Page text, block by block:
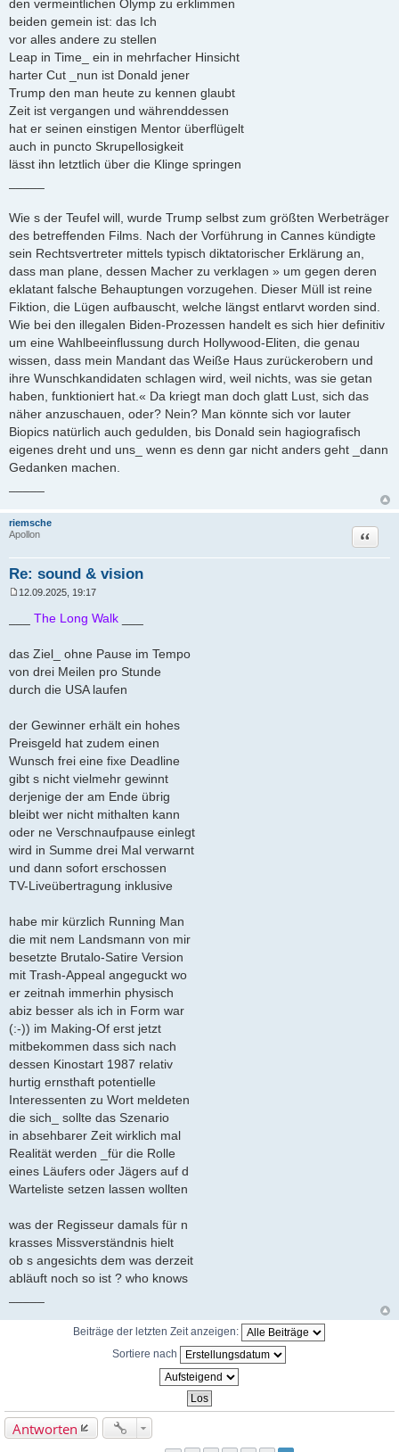
den vermeintlichen Olymp zu erklimmen
beiden gemein ist: das Ich
vor alles andere zu stellen
Leap in Time_ ein in mehrfacher Hinsicht
harter Cut _nun ist Donald jener
Trump den man heute zu kennen glaubt
Zeit ist vergangen und währenddessen
hat er seinen einstigen Mentor überflügelt
auch in puncto Skrupellosigkeit
lässt ihn letztlich über die Klinge springen
Wie s der Teufel will, wurde Trump selbst zum größten Werbeträger
des betreffenden Films. Nach der Vorführung in Cannes kündigte
sein Rechtsvertreter mittels typisch diktatorischer Erklärung an,
dass man plane, dessen Macher zu verklagen » um gegen deren
eklatant falsche Behauptungen vorzugehen. Dieser Müll ist reine
Fiktion, die Lügen aufbauscht, welche längst entlarvt worden sind.
Wie bei den illegalen Biden-Prozessen handelt es sich hier definitiv
um eine Wahlbeeinflussung durch Hollywood-Eliten, die genau
wissen, dass mein Mandant das Weiße Haus zurückerobern und
ihre Wunschkandidaten schlagen wird, weil nichts, was sie getan
haben, funktioniert hat.« Da kriegt man doch glatt Lust, sich das
näher anzuschauen, oder? Nein? Man könnte sich vor lauter
Biopics natürlich auch gedulden, bis Donald sein hagiografisch
eigenes dreht und uns_ wenn es denn gar nicht anders geht _dann
Gedanken machen.
riemsche
Apollon
Re: sound & vision
Zitat
i
a
g
12.09.2025, 19:17
The Long Walk
das Ziel_ ohne Pause im Tempo
von drei Meilen pro Stunde
durch die USA laufen
der Gewinner erhält ein hohes
Preisgeld hat zudem einen
Wunsch frei eine fixe Deadline
gibt s nicht vielmehr gewinnt
derjenige der am Ende übrig
bleibt wer nicht mithalten kann
oder ne Verschnaufpause einlegt
wird in Summe drei Mal verwarnt
und dann sofort erschossen
TV-Liveübertragung inklusive
habe mir kürzlich Running Man
die mit nem Landsmann von mir
besetzte Brutalo-Satire Version
mit Trash-Appeal angeguckt wo
er zeitnah immerhin physisch
abiz besser als ich in Form war
(:-)) im Making-Of erst jetzt
mitbekommen dass sich nach
dessen Kinostart 1987 relativ
hurtig ernsthaft potentielle
Interessenten zu Wort meldeten
die sich_ sollte das Szenario
in absehbarer Zeit wirklich mal
Realität werden _für die Rolle
eines Läufers oder Jägers auf d
Warteliste setzen lassen wollten
was der Regisseur damals für n
krasses Missverständnis hielt
ob s angesichts dem was derzeit
abläuft noch so ist ? who knows
Beiträge der letzten Zeit anzeigen:
Sortiere nach
Antworten